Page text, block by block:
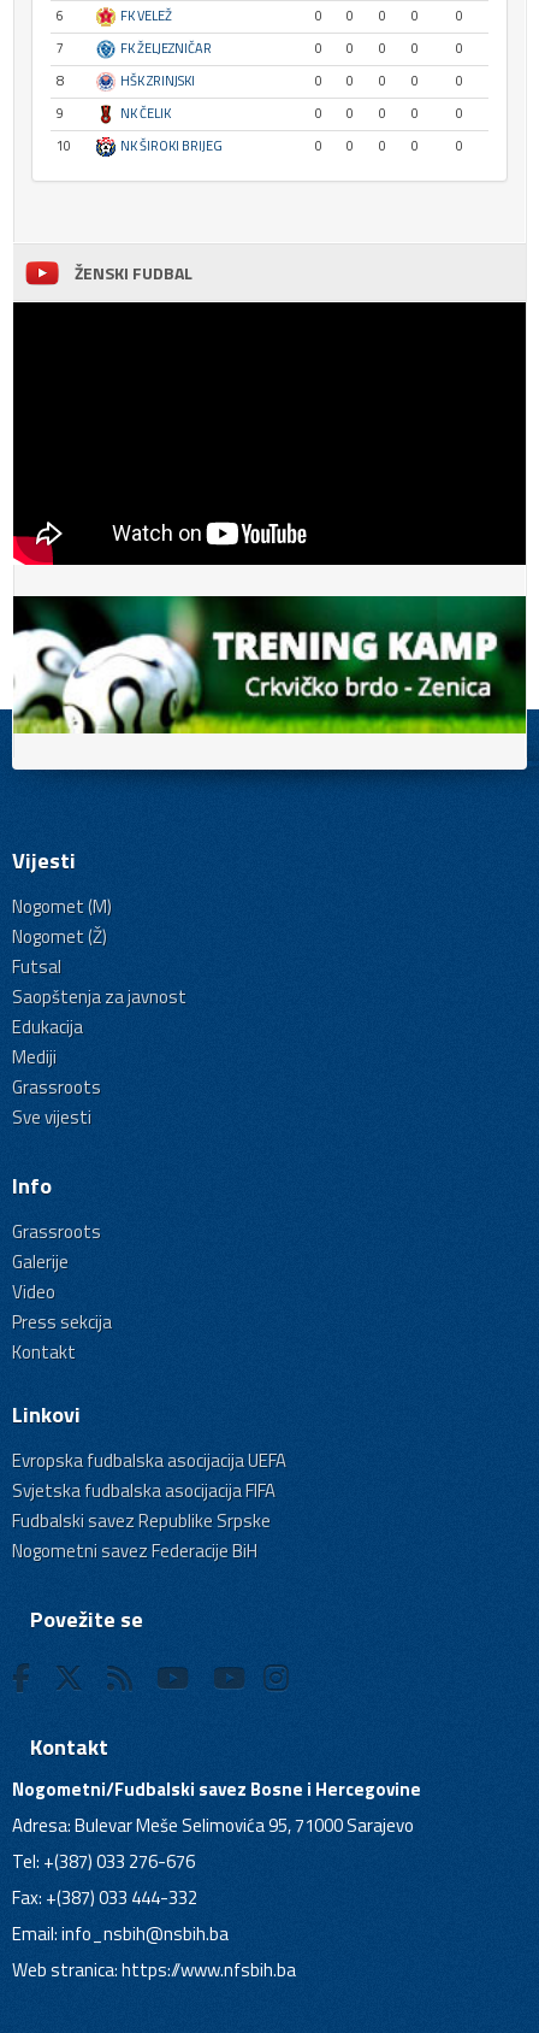
6
FK VELEŽ 0 0 0 0
0
7
FK ŽELJEZNIČAR 0 0 0 0
0
8
HŠK ZRINJSKI 0 0 0 0
0
9
NK ČELIK 0 0 0 0
0
10
NK ŠIROKI BRIJEG 0 0 0 0 0
ŽENSKI FUDBAL
Vijesti
Nogomet (M)
Nogomet (Ž)
Futsal
Saopštenja za javnost
Edukacija
Mediji
Grassroots
Sve vijesti
Info
Grassroots
Galerije
Video
Press sekcija
Kontakt
Linkovi
Evropska fudbalska asocijacija UEFA
Svjetska fudbalska asocijacija FIFA
Fudbalski savez Republike Srpske
Nogometni savez Federacije BiH
Povežite se
Kontakt
Nogometni/Fudbalski savez Bosne i Hercegovine
Adresa: Bulevar Meše Selimovića 95, 71000 Sarajevo
Tel: +(387) 033 276-676
Fax: +(387) 033 444-332
Email:info_nsbih@nsbih.ba
Web stranica: https://www.nfsbih.ba